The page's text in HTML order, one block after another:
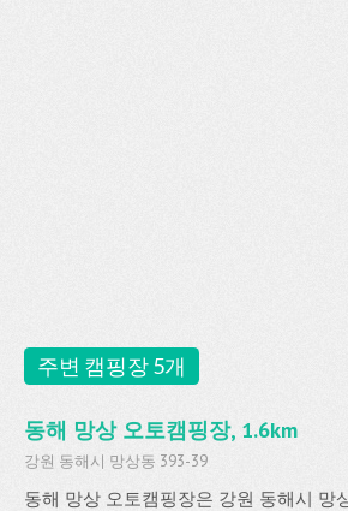
주변 캠핑장 5개
동해 망상 오토캠핑장, 1.6km
강원 동해시 망상동 393-39
동해 망상 오토캠핑장은 강원 동해시 망